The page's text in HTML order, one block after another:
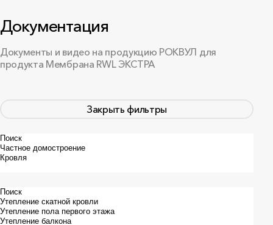
Документация
Документы и видео на продукцию РОКВУЛ для
продукта Мембрана RWL ЭКСТРА
Закрыть фильтры